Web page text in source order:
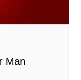
Man